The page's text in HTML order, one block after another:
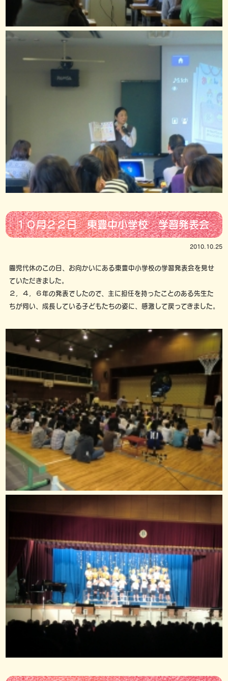
１０月２２日 東豊中小学校 学習発表会
2010.10.25
園児代休のこの日、お向かいにある東豊中小学校の学習発表会を見せ
ていただきました。
２，４，６年の発表でしたので、主に担任を持ったことのある先生た
ちが伺い、成長している子どもたちの姿に、感激して戻ってきました。